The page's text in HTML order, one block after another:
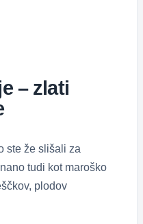
– zlati
ste že slišali za
tudi kot maroško
plodov